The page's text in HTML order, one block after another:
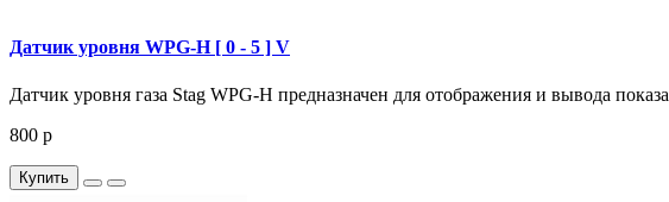
Датчик уровня WPG-H [ 0 - 5 ] V
Датчик уровня газа Stag WPG-H предназначен для отображения и вывода
800 р
Купить